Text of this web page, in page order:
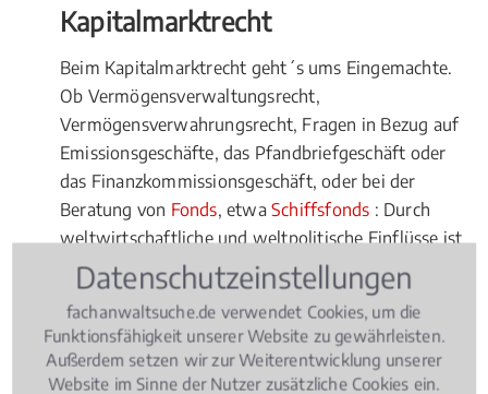
Kapitalmarktrecht
Beim Kapitalmarktrecht geht´s ums Eingemachte.
Ob Vermögensverwaltungsrecht,
Vermögensverwahrungsrecht, Fragen in Bezug auf
Emissionsgeschäfte, das Pfandbriefgeschäft oder
das Finanzkommissionsgeschäft, oder bei der
Beratung von Fonds, etwaSchiffsfonds : Durch
weltwirtschaftliche und weltpolitische Einflüsse ist
das Kapitalmarktrecht ein derart kompliziertes
Rechtsgebilde geworden, dass Sie selbst bei
vermeintlich einfachen Fragen unbedingt den Rat
eines Fachmanns hinzuziehen sollten. Hierbei stellt
sich die Frage, ob und wann tatsächlich ein lokaler
Datenschutzeinstellungen
fachanwaltsuche.de verwendet Cookies, um die
Funktionsfähigkeit unserer Website zu gewährleisten.
Außerdem setzen wir zur Weiterentwicklung unserer
Website im Sinne der Nutzer zusätzliche Cookies ein.